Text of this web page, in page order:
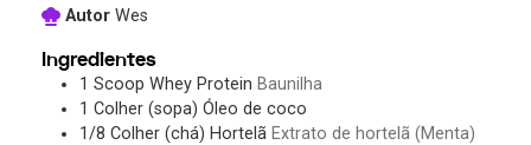
Autor Wes
Ingredientes
1 Scoop Whey Protein Baunilha
1 Colher (sopa) Óleo de coco
1/8 Colher (chá) Hortelã Extrato de hortelã (Menta)